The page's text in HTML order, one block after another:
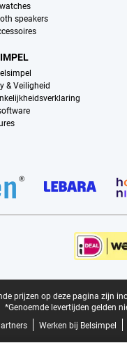
speakers
& Veiligheid
prijzen op deze pagina zijn
*Genoemde levertijden gelden
Werken bij Belsimpel